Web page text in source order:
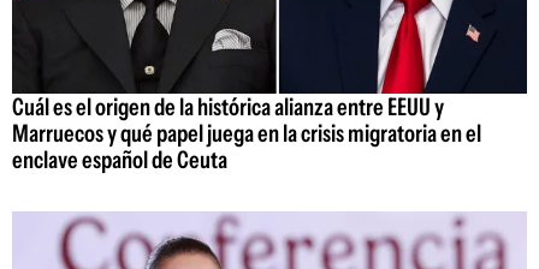
Cuál es el origen de la histórica alianza entre EEUU y
Marruecos y qué papel juega en la crisis migratoria en el
enclave español de Ceuta